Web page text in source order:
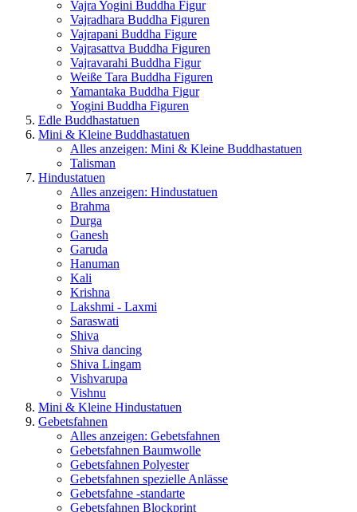
Vajra Yogini Buddha Figur
Vajradhara Buddha Figuren
Vajrapani Buddha Figure
Vajrasattva Buddha Figuren
Vajravarahi Buddha Figur
Weiße Tara Buddha Figuren
Yamantaka Buddha Figur
Yogini Buddha Figuren
Edle Buddhastatuen
Mini & Kleine Buddhastatuen
Alles anzeigen: Mini & Kleine Buddhastatuen
Talisman
Hindustatuen
Alles anzeigen: Hindustatuen
Brahma
Durga
Ganesh
Garuda
Hanuman
Kali
Krishna
Lakshmi - Laxmi
Saraswati
Shiva
Shiva dancing
Shiva Lingam
Vishvarupa
Vishnu
Mini & Kleine Hindustatuen
Gebetsfahnen
Alles anzeigen: Gebetsfahnen
Gebetsfahnen Baumwolle
Gebetsfahnen Polyester
Gebetsfahnen spezielle Anlässe
Gebetsfahne -standarte
Gebetsfahnen Blockprint